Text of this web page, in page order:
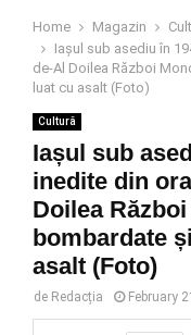
Home Magazin
Iașul sub asediu în
de-Al Doilea Război
luat cu asalt (Foto)
Cultură
Iașul sub
inedite din
Doilea
bombardate
asalt (Foto)
de Redacția February